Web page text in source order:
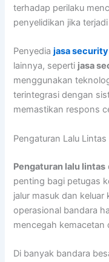
terhadap perilaku
penyelidikan jika
Penyediajasa
lainnya, seperti jasa
menggunakan
terintegrasi dengan
memastikan respons
Pengaturan Lalu Lintas
Pengaturan lalu lintas
penting bagi petugas
jalur masuk dan keluar
operasional bandara
mencegah kemacetan
Di banyak bandara